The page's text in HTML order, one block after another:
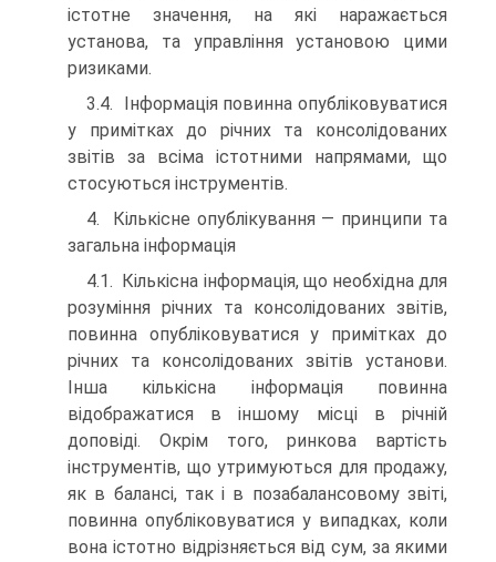
істотне значення, на які наражається
установа, та управління установою цими
ризиками.
3.4. Інформація повинна опубліковуватися
у примітках до річних та консолідованих
звітів за всіма істотними напрямами, що
стосуються інструментів.
4. Кількісне опублікування — принципи та
загальна інформація
4.1. Кількісна інформація, що необхідна для
розуміння річних та консолідованих звітів,
повинна опубліковуватися у примітках до
річних та консолідованих звітів установи.
Інша кількісна інформація повинна
відображатися в іншому місці в річній
доповіді. Окрім того, ринкова вартість
інструментів, що утримуються для продажу,
як в балансі, так і в позабалансовому звіті,
повинна опубліковуватися у випадках, коли
вона істотно відрізняється від сум, за якими